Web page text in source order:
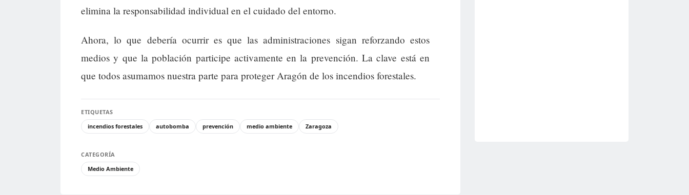
elimina la responsabilidad individual en el cuidado del entorno.
Ahora, lo que debería ocurrir es que las administraciones sigan reforzando estos
medios y que la población participe activamente en la prevención. La clave está en
que todos asumamos nuestra parte para proteger Aragón de los incendios forestales.
ETIQUETAS
incendios forestales
autobomba prevención medio ambiente Zaragoza
CATEGORÍA
Medio Ambiente